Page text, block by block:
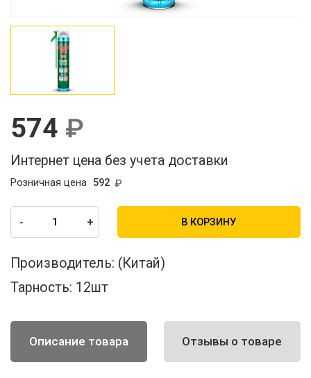
574
Интернет цена без учета доставки
592
Розничная цена
- + В КОРЗИНУ
Производитель: (Китай)
Тарность: 12шт
Описание товара Отзывы о товаре